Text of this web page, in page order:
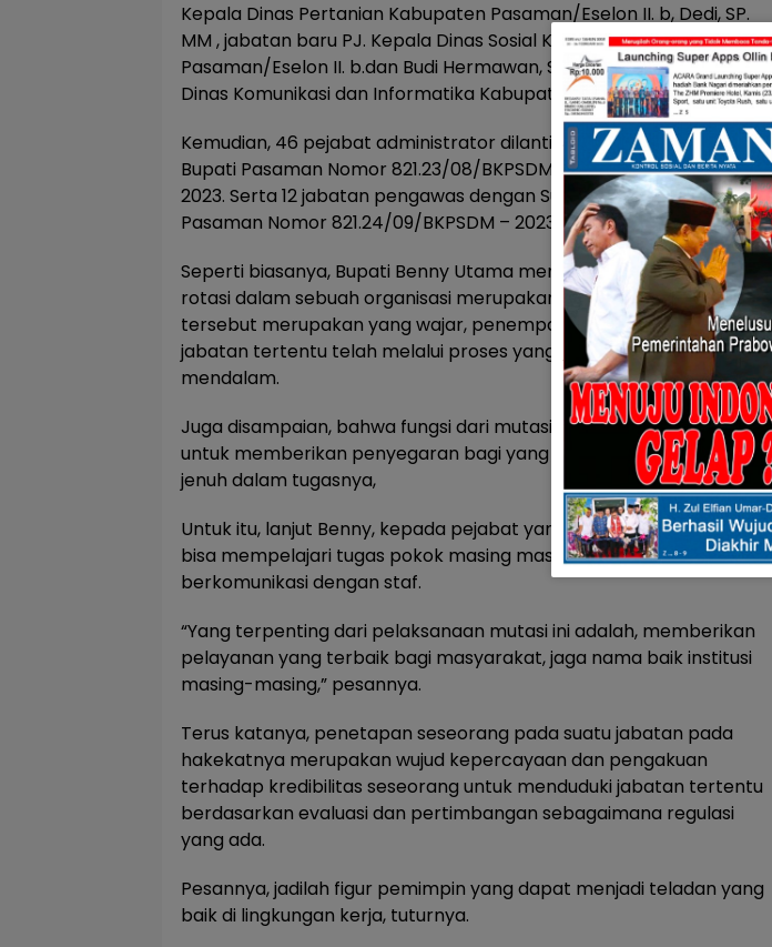
Kepala Dinas Pertanian Kabupaten Pasaman/Eselon II. b, Dedi, SP.
MM , jabatan baru PJ. Kepala Dinas Sosial Kabupaten
Pasaman/Eselon II. b.dan Budi Hermawan, SH, jabatan baru Kepala
Dinas Komunikasi dan Informatika Kabupaten Pasaman/Eselon II. b.
Kemudian, 46 pejabat administrator dilantik sesuai Surat Keputusan
Bupati Pasaman Nomor 821.23/08/BKPSDM – 2023 Tanggal 27 Juni
2023. Serta 12 jabatan pengawas dengan Surat Keputusan Bupati
Pasaman Nomor 821.24/09/BKPSDM – 2023 Tanggal 27 Juni 2023.
Seperti biasanya, Bupati Benny Utama mengatakan, mutasi dan
rotasi dalam sebuah organisasi merupakan hal yang biasa. Hal
tersebut merupakan yang wajar, penempatan seseorang pada
jabatan tertentu telah melalui proses yang panjang dan kajian yang
mendalam.
Juga disampaian, bahwa fungsi dari mutasi dan rotasi tersebut
untuk memberikan penyegaran bagi yang bersangkutan agar tidak
jenuh dalam tugasnya,
Untuk itu, lanjut Benny, kepada pejabat yang baru dilantik, harus
bisa mempelajari tugas pokok masing masing dan pandai
berkomunikasi dengan staf.
“Yang terpenting dari pelaksanaan mutasi ini adalah, memberikan
pelayanan yang terbaik bagi masyarakat, jaga nama baik institusi
masing-masing,” pesannya.
Terus katanya, penetapan seseorang pada suatu jabatan pada
hakekatnya merupakan wujud kepercayaan dan pengakuan
terhadap kredibilitas seseorang untuk menduduki jabatan tertentu
berdasarkan evaluasi dan pertimbangan sebagaimana regulasi
yang ada.
Pesannya, jadilah figur pemimpin yang dapat menjadi teladan yang
baik di lingkungan kerja, tuturnya.